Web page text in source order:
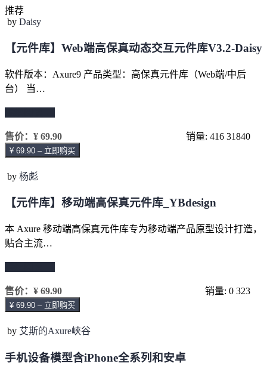
推荐
by Daisy
【元件库】Web端高保真动态交互元件库V3.2-Daisy
软件版本：Axure9 产品类型：高保真元件库（Web端/中后
台） 当…
售价： ¥ 69.90 销量: 416 31840
¥ 69.90 – 立即购买
by 杨彪
【元件库】移动端高保真元件库_YBdesign
本 Axure 移动端高保真元件库专为移动端产品原型设计打造，
贴合主流…
售价： ¥ 69.90 销量: 0 323
¥ 69.90 – 立即购买
by 艾斯的Axure峡谷
手机设备模型含iPhone全系列和安卓